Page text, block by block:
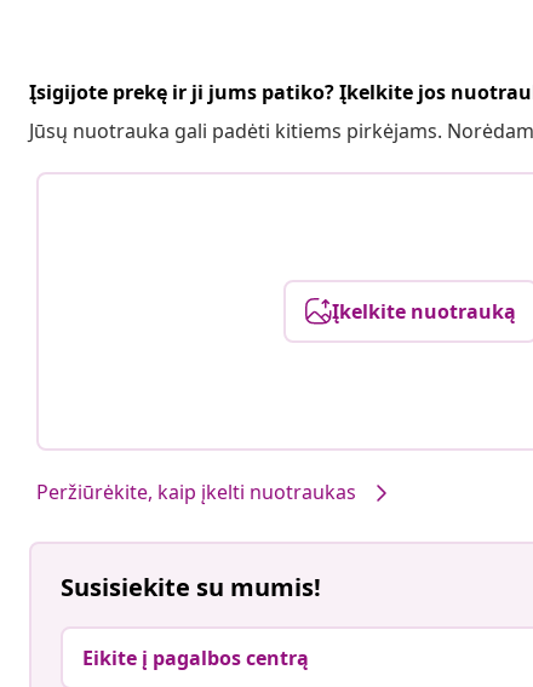
Įsigijote prekę ir ji jums patiko? Įkelkite jos
Jūsų nuotrauka gali padėti kitiems pirkėjams.
Įkelkite nuotrauką
Peržiūrėkite, kaip įkelti nuotraukas
Susisiekite su mumis!
Eikite į pagalbos centrą